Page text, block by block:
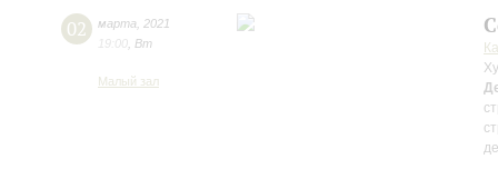
02 марта
2021
19:00 Вт
Малый зал